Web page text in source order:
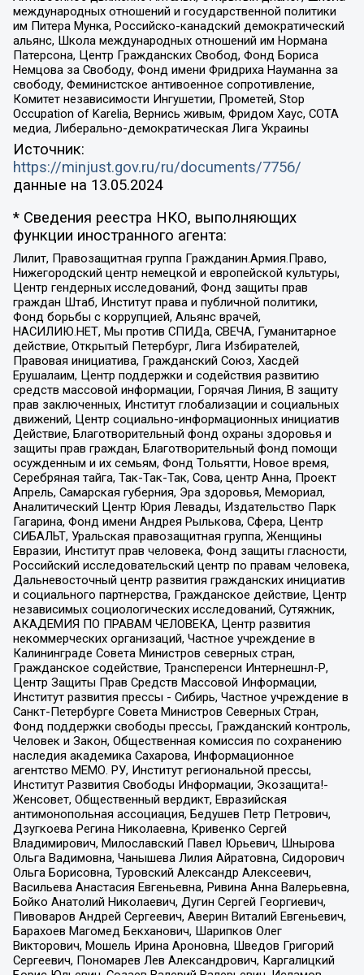
международных отношений и государственной политики
им Питера Мунка, Российско-канадский демократический
альянс, Школа международных отношений им Нормана
Патерсона, Центр Гражданских Свобод, Фонд Бориса
Немцова за Свободу, Фонд имени Фридриха Науманна за
свободу, Феминистское антивоенное сопротивление,
Комитет независимости Ингушетии, Прометей, Stop
Occupation of Karelia, Вернись живым, Фридом Хаус, СОТА
медиа, Либерально-демократическая Лига Украины
Источник:
https://minjust.gov.ru/ru/documents/7756/
данные на 13.05.2024
* Сведения реестра НКО, выполняющих
функции иностранного агента:
Лилит, Правозащитная группа Гражданин.Армия.Право,
Нижегородский центр немецкой и европейской культуры,
Центр гендерных исследований, Фонд защиты прав
граждан Штаб, Институт права и публичной политики,
Фонд борьбы с коррупцией, Альянс врачей,
НАСИЛИЮ.НЕТ, Мы против СПИДа, СВЕЧА, Гуманитарное
действие, Открытый Петербург, Лига Избирателей,
Правовая инициатива, Гражданский Союз, Хасдей
Ерушалаим, Центр поддержки и содействия развитию
средств массовой информации, Горячая Линия, В защиту
прав заключенных, Институт глобализации и социальных
движений, Центр социально-информационных инициатив
Действие, Благотворительный фонд охраны здоровья и
защиты прав граждан, Благотворительный фонд помощи
осужденным и их семьям, Фонд Тольятти, Новое время,
Серебряная тайга, Так-Так-Так, Сова, центр Анна, Проект
Апрель, Самарская губерния, Эра здоровья, Мемориал,
Аналитический Центр Юрия Левады, Издательство Парк
Гагарина, Фонд имени Андрея Рылькова, Сфера, Центр
СИБАЛЬТ, Уральская правозащитная группа, Женщины
Евразии, Институт прав человека, Фонд защиты гласности,
Российский исследовательский центр по правам человека,
Дальневосточный центр развития гражданских инициатив
и социального партнерства, Гражданское действие, Центр
независимых социологических исследований, Сутяжник,
АКАДЕМИЯ ПО ПРАВАМ ЧЕЛОВЕКА, Центр развития
некоммерческих организаций, Частное учреждение в
Калининграде Совета Министров северных стран,
Гражданское содействие, Трансперенси Интернешнл-Р,
Центр Защиты Прав Средств Массовой Информации,
Институт развития прессы - Сибирь, Частное учреждение в
Санкт-Петербурге Совета Министров Северных Стран,
Фонд поддержки свободы прессы, Гражданский контроль,
Человек и Закон, Общественная комиссия по сохранению
наследия академика Сахарова, Информационное
агентство МЕМО. РУ, Институт региональной прессы,
Институт Развития Свободы Информации, Экозащита!-
Женсовет, Общественный вердикт, Евразийская
антимонопольная ассоциация, Бедушев Петр Петрович,
Дзугкоева Регина Николаевна, Кривенко Сергей
Владимирович, Милославский Павел Юрьевич, Шнырова
Ольга Вадимовна, Чанышева Лилия Айратовна, Сидорович
Ольга Борисовна, Туровский Александр Алексеевич,
Васильева Анастасия Евгеньевна, Ривина Анна Валерьевна,
Бойко Анатолий Николаевич, Дугин Сергей Георгиевич,
Пивоваров Андрей Сергеевич, Аверин Виталий Евгеньевич,
Барахоев Магомед Бекханович, Шарипков Олег
Викторович, Мошель Ирина Ароновна, Шведов Григорий
Сергеевич, Пономарев Лев Александрович, Каргалицкий